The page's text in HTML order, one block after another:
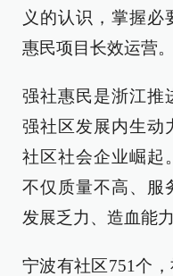
义的认识，掌握必
惠民项目长效运营。
强社惠民是浙江推
强社区发展内生动
社区社会企业崛起
不仅质量不高、服
发展乏力、造血能
宁波有社区751个